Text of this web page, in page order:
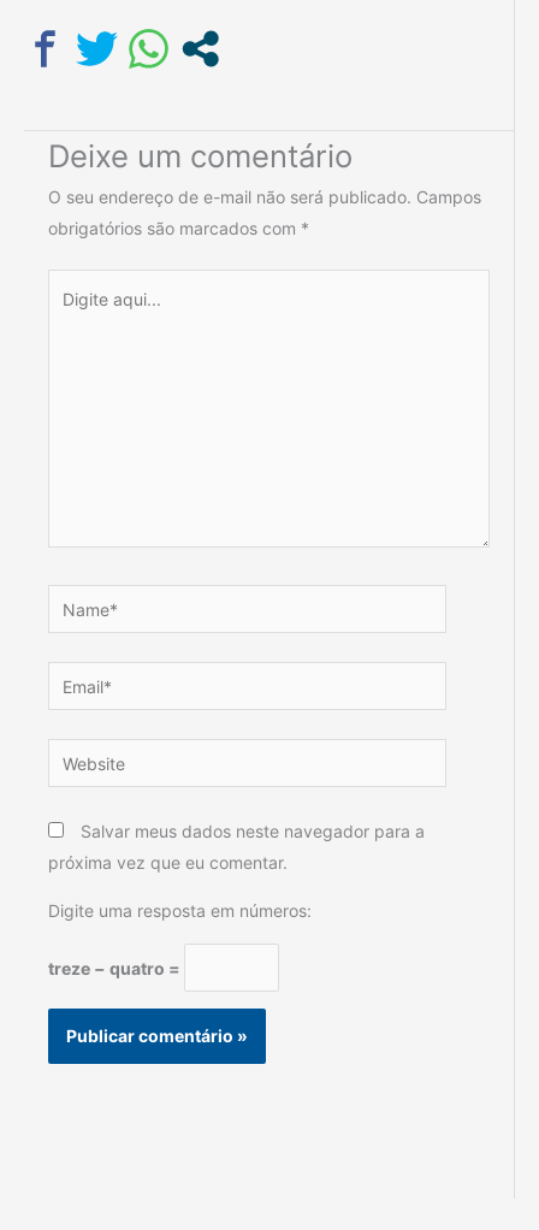
Deixe um comentário
O seu endereço de e-mail não será publicado. Campos
obrigatórios são marcados com *
aqui...
Email*
Website
Salvar meus dados neste navegador para a
próxima vez que eu comentar.
Digite uma resposta em números:
treze − quatro =